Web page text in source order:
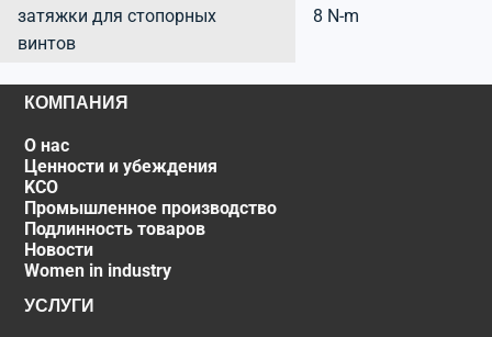
затяжки для стопорных
винтов
8 N-m
КОМПАНИЯ
О нас
Ценности и убеждения
KCO
Промышленное производство
Подлинность товаров
Новости
Women in industry
УСЛУГИ